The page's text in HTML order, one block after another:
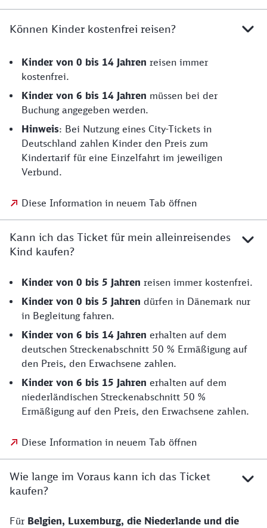
Können Kinder kostenfrei reisen?
Kinder von 0 bis 14 Jahren reisen immer
kostenfrei.
Kinder von 6 bis 14 Jahren müssen bei der
Buchung angegeben werden.
Hinweis: Bei Nutzung eines City-Tickets in
Deutschland zahlen Kinder den Preis zum
Kindertarif für eine Einzelfahrt im jeweiligen
Verbund.
Diese Information in neuem Tab öffnen
Kann ich das Ticket für mein alleinreisendes
Kind kaufen?
Kinder von 0 bis 5 Jahren reisen immer kostenfrei.
Kinder von 0 bis 5 Jahren dürfen in Dänemark nur
in Begleitung fahren.
Kinder von 6 bis 14 Jahren erhalten auf dem
deutschen Streckenabschnitt 50 % Ermäßigung auf
den Preis, den Erwachsene zahlen.
Kinder von 6 bis 15 Jahren erhalten auf dem
niederländischen Streckenabschnitt 50 %
Ermäßigung auf den Preis, den Erwachsene zahlen.
Diese Information in neuem Tab öffnen
Wie lange im Voraus kann ich das Ticket
kaufen?
Für Belgien, Luxemburg, die Niederlande und die